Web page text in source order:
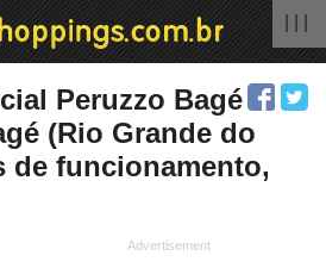
Peruzzo Bagé
(Rio Grande do
de funcionamento,